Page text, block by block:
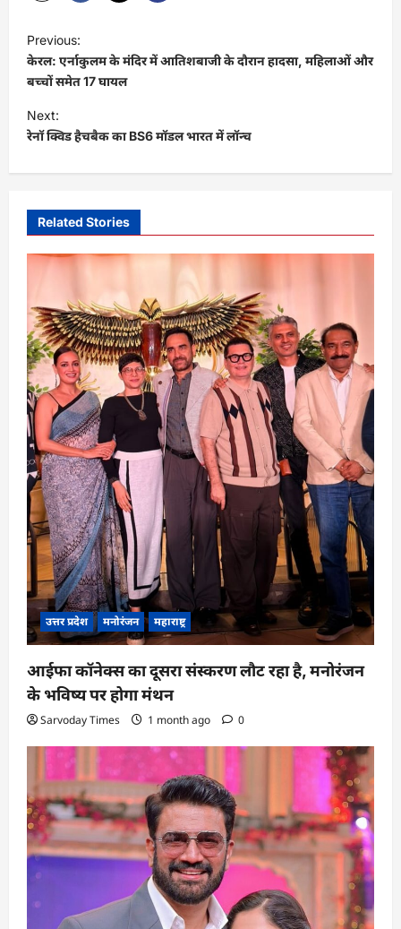
o
s
t
n
a
g
t
i
o
n
Previous:
केरल: एर्नाकुलम के मंदिर में आतिशबाजी के दौरान हादसा, महिलाओं और
बच्चों समेत 17 घायल
Next:
रेनॉ क्विड हैचबैक का BS6 मॉडल भारत में लॉन्च
Related Stories
उत्तर प्रदेश मनोरंजन महाराष्ट्र
आईफा कॉनेक्स का दूसरा संस्करण लौट रहा है, मनोरंजन
के भविष्य पर होगा मंथन
Sarvoday Times 1 month ago 0